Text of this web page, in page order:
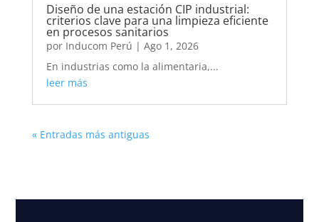
Diseño de una estación CIP industrial:
criterios clave para una limpieza eficiente
en procesos sanitarios
por Inducom Perú | Ago 1, 2026
En industrias como la alimentaria,...
leer más
« Entradas más antiguas